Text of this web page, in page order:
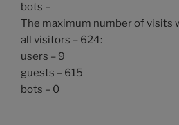
bots –
The maximum number of visits
all visitors – 624:
users – 9
guests – 615
bots – 0